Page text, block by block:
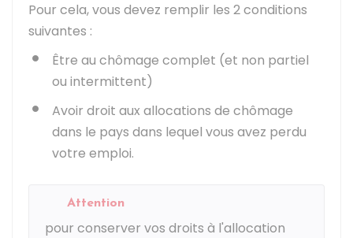
Pour cela, vous devez remplir les 2 conditions
suivantes :
Être au chômage complet (et non partiel
ou intermittent)
Avoir droit aux allocations de chômage
dans le pays dans lequel vous avez perdu
votre emploi.
Attention
pour conserver vos droits à l'allocation